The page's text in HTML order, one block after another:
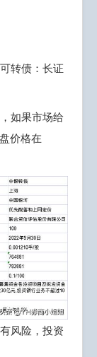
转债：长证
如果市场给
价格在
风险，投资